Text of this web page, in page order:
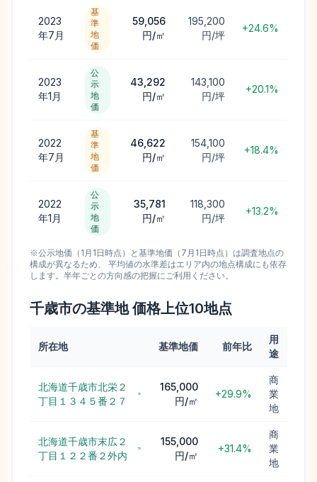
2023
年7月
基
準
地
価
59,056
円/㎡
195,200
円/坪
+24.6%
2023
年1月
公
示
地
価
43,292
円/㎡
143,100
円/坪
+20.1%
2022
年7月
基
準
地
価
46,622
円/㎡
154,100
円/坪
+18.4%
2022
年1月
公
示
地
価
35,781
円/㎡
118,300
円/坪
+13.2%
※公示地価（1月1日時点）と基準地価（7月1日時点）は調査地点の
構成が異なるため、 平均値の水準差はエリア内の地点構成にも依存
します。半年ごとの方向感の把握にご利用ください。
千歳市の基準地 価格上位10地点
所在地 基準地価 前年比
用
途
北海道千歳市北栄２
丁目１３４５番２７
165,000
円/㎡
+29.9%
商
業
地
北海道千歳市末広２
丁目１２２番２外内
155,000
円/㎡
+31.4%
商
業
地